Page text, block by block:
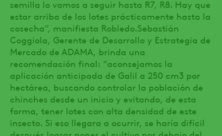
semilla lo vamos a seguir hasta R7, R8. Hay que
estar arriba de los lotes prácticamente hasta la
cosecha”, manifiesta Robledo.Sebastián
Coggiola, Gerente de Desarrollo y Estrategia de
Mercado de ADAMA, brinda una
recomendación final: “aconsejamos la
aplicación anticipada de Galil a 250 cm3 por
hectárea, buscando controlar la población de
chinches desde un inicio y evitando, de esta
forma, tener lotes con alta densidad de este
insecto. Si eso llegara a ocurrir, se haría difícil